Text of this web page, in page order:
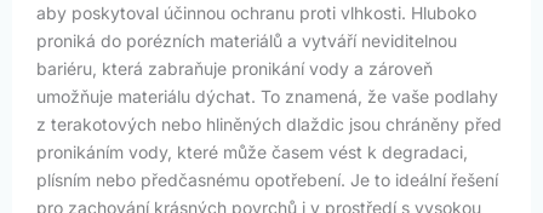
aby poskytoval účinnou ochranu proti vlhkosti. Hluboko
proniká do porézních materiálů a vytváří neviditelnou
bariéru, která zabraňuje pronikání vody a zároveň
umožňuje materiálu dýchat. To znamená, že vaše podlahy
z terakotových nebo hliněných dlaždic jsou chráněny před
pronikáním vody, které může časem vést k degradaci,
plísním nebo předčasnému opotřebení. Je to ideální řešení
pro zachování krásných povrchů i v prostředí s vysokou